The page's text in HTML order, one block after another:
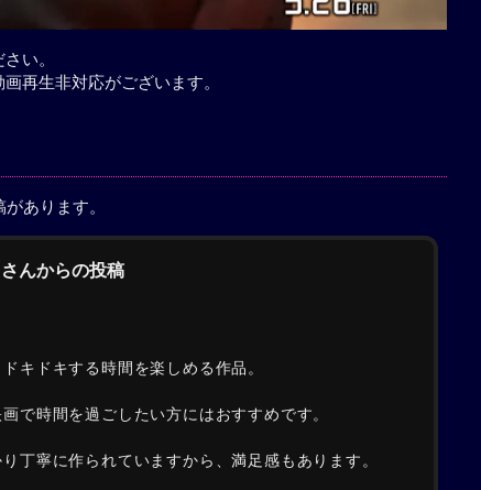
い。
再生非対応がございます。
があります。
んからの投稿
キドキする時間を楽しめる作品。
で時間を過ごしたい方にはおすすめです。
丁寧に作られていますから、満足感もあります。